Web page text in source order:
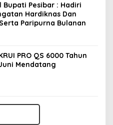
Bupati Pesibar : Hadiri
Hardiknas Dan
Paripurna Bulanan
PRO QS 6000 Tahun
Mendatang